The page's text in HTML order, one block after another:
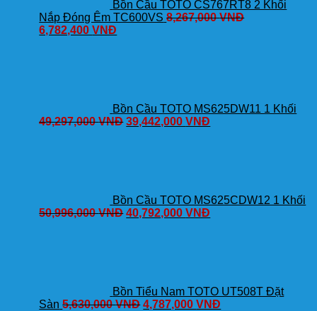
Bồn Cầu TOTO CS767RT8 2 Khối
Nắp Đóng Êm TC600VS 8,267,000VNĐ
6,782,400VNĐ
Bồn Cầu TOTO MS625DW11 1 Khối
49,297,000VNĐ 39,442,000VNĐ
Bồn Cầu TOTO MS625CDW12 1 Khối
50,996,000VNĐ 40,792,000VNĐ
Bồn Tiểu Nam TOTO UT508T Đặt
Sàn 5,630,000VNĐ 4,787,000VNĐ